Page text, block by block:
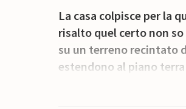
La casa colpisce per la
risalto quel certo non
su un terreno recintato
estendono al piano
soggiorno con cucina
camera da letto ha il